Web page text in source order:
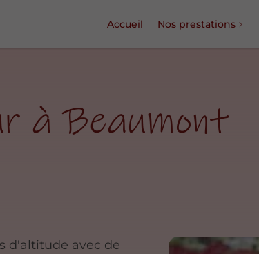
Accueil Nos prestations
à Beaumont
d'altitude avec de